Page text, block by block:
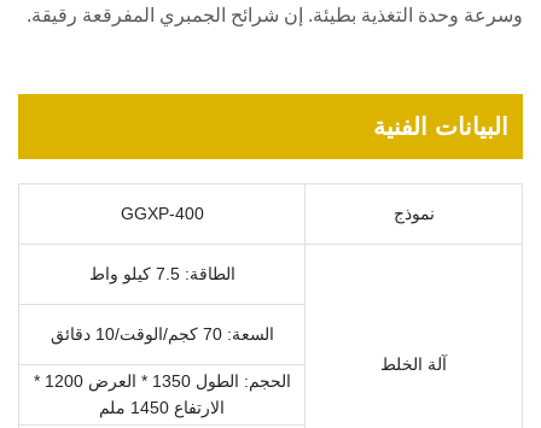
وسرعة وحدة التغذية بطيئة. إن شرائح الجمبري المفرقعة رقيقة.
البيانات الفنية
نموذج GGXP-400
آلة الخلط
الطاقة: 7.5 كيلو واط
السعة: 70 كجم/الوقت/10 دقائق
الحجم: الطول 1350 * العرض 1200 *
الارتفاع 1450 ملم